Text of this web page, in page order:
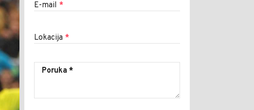
E-mail *
Lokacija *